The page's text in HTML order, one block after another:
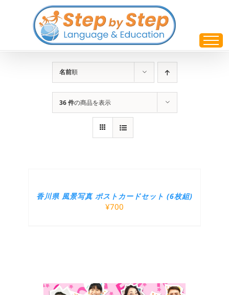
名前順
36 件の商品を表示
香川県 風景写真 ポストカードセット (6枚組)
¥700